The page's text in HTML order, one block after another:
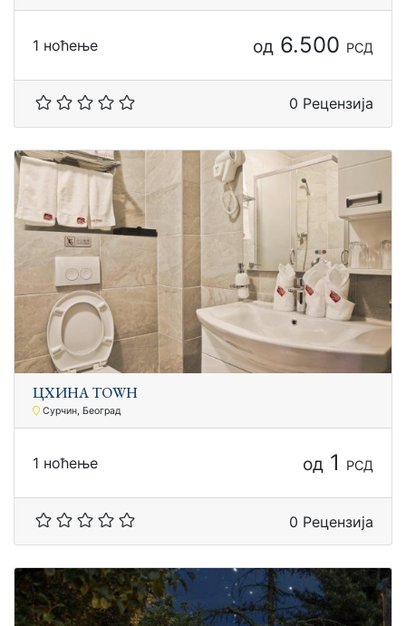
1 ноћење од 6.500 РСД
0 Рецензија
ЦХИНА ТОWН
Сурчин, Београд
1 ноћење од 1 РСД
0 Рецензија